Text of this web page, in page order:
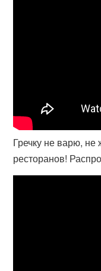
Гречку не варю,
ресторанов!